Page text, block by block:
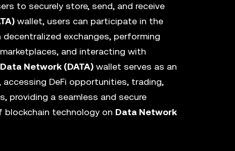
to securely store, send, and receive
wallet, users can participate in the
exchanges, performing
and interacting with
Data Network (DATA) wallet serves as an
DeFi opportunities, trading,
providing a seamless and secure
blockchain technology on Data Network